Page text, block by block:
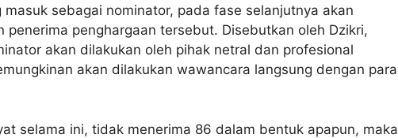
sebagai nominator, pada fase selanjutnya akan
penerima penghargaan tersebut. Disebutkan oleh Dzikri,
akan dilakukan oleh pihak netral dan profesional
akan dilakukan wawancara langsung dengan para
selama ini, tidak menerima 86 dalam bentuk apapun, maka